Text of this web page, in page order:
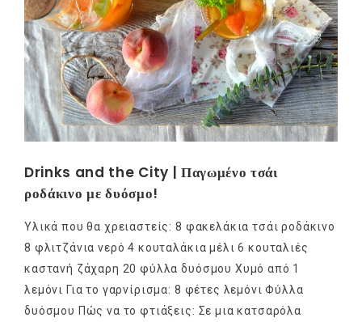
Drinks and the City | Παγωμένο τσάι
ροδάκινο με δυόσμο!
Υλικά που θα χρειαστείς: 8 φακελάκια τσάι ροδάκινο
8 φλιτζάνια νερό 4 κουταλάκια μέλι 6 κουταλιές
καστανή ζάχαρη 20 φύλλα δυόσμου Χυμό από 1
λεμόνι Για το γαρνίρισμα: 8 φέτες λεμόνι Φύλλα
δυόσμου Πώς να το φτιάξεις: Σε μια κατσαρόλα